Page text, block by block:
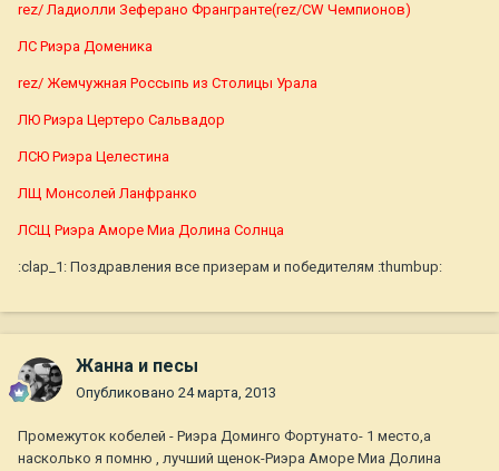
rez/ Ладиолли Зеферано Франгранте(rez/CW Чемпионов)
ЛС Риэра Доменика
rez/ Жемчужная Россыпь из Столицы Урала
ЛЮ Риэра Цертеро Сальвадор
ЛСЮ Риэра Целестина
ЛЩ Монсолей Ланфранко
ЛСЩ Риэра Аморе Миа Долина Солнца
:clap_1: Поздравления все призерам и победителям :thumbup:
Жанна и песы
Опубликовано 24 марта, 2013
Промежуток кобелей - Риэра Доминго Фортунато- 1 место,а
насколько я помню , лучший щенок-Риэра Аморе Миа Долина